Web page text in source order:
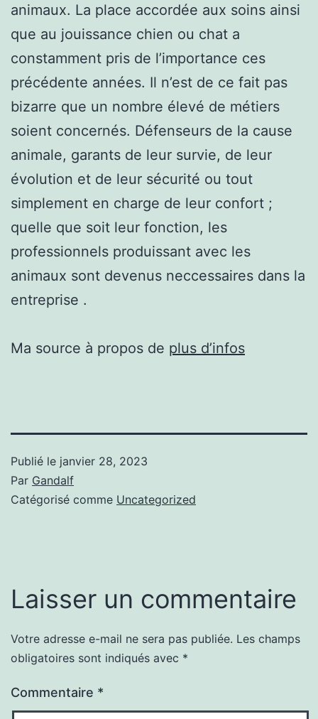
animaux. La place accordée aux soins ainsi
que au jouissance chien ou chat a
constamment pris de l’importance ces
précédente années. Il n’est de ce fait pas
bizarre que un nombre élevé de métiers
soient concernés. Défenseurs de la cause
animale, garants de leur survie, de leur
évolution et de leur sécurité ou tout
simplement en charge de leur confort ;
quelle que soit leur fonction, les
professionnels produissant avec les
animaux sont devenus neccessaires dans la
entreprise .
Ma source à propos de plus d’infos
Publié le janvier 28, 2023
Par Gandalf
Catégorisé comme Uncategorized
Laisser un commentaire
Votre adresse e-mail ne sera pas publiée. Les champs
obligatoires sont indiqués avec *
Commentaire *